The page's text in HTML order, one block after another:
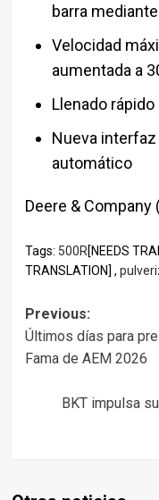
barra
Velocidad
aumentada a
Llenado
Nueva
automático
Deere & Company
Tags: 500R[NEEDS
TRANSLATION] ,
Post
navigation
Previous:
Últimos días para
Fama de AEM 2026
BKT impulsa